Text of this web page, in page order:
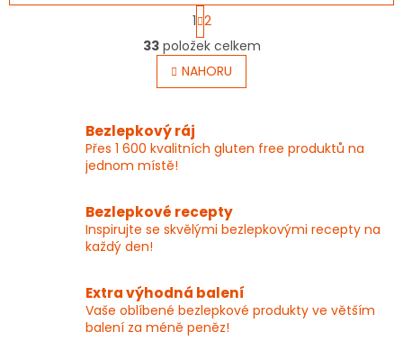
O
v
l
á
c
í
v
k
p
i
s
S
t
r
á
n
k
n
1 2
33položek celkem
NAHORU
Bezlepkový ráj
Přes 1 600 kvalitních gluten free produktů na
jednom místě!
Bezlepkové recepty
Inspirujte se skvělými bezlepkovými recepty na
každý den!
Extra výhodná balení
Vaše oblíbené bezlepkové produkty ve větším
balení za méně peněz!